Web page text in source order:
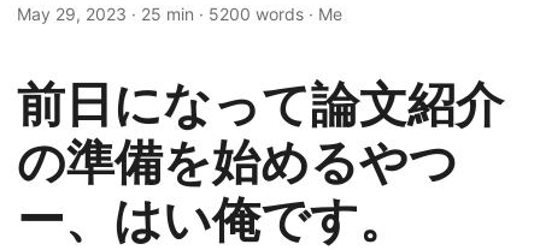
May 29, 2023 · 25 min · 5200 words · Me
前日になって論文紹介
の準備を始めるやつ
ー、はい俺です。